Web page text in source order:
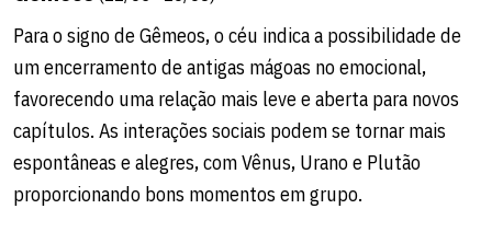
Para o signo de Gêmeos, o céu indica a possibilidade de
um encerramento de antigas mágoas no emocional,
favorecendo uma relação mais leve e aberta para novos
capítulos. As interações sociais podem se tornar mais
espontâneas e alegres, com Vênus, Urano e Plutão
proporcionando bons momentos em grupo.